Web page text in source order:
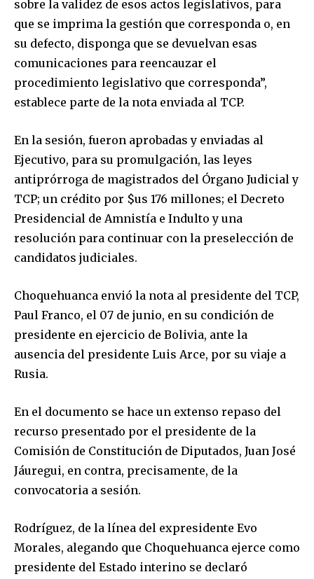
sobre la validez de esos actos legislativos, para
que se imprima la gestión que corresponda o, en
su defecto, disponga que se devuelvan esas
comunicaciones para reencauzar el
procedimiento legislativo que corresponda”,
establece parte de la nota enviada al TCP.
En la sesión, fueron aprobadas y enviadas al
Ejecutivo, para su promulgación, las leyes
antiprórroga de magistrados del Órgano Judicial y
TCP; un crédito por $us 176 millones; el Decreto
Presidencial de Amnistía e Indulto y una
resolución para continuar con la preselección de
candidatos judiciales.
Choquehuanca envió la nota al presidente del TCP,
Paul Franco, el 07 de junio, en su condición de
presidente en ejercicio de Bolivia, ante la
ausencia del presidente Luis Arce, por su viaje a
Rusia.
En el documento se hace un extenso repaso del
recurso presentado por el presidente de la
Comisión de Constitución de Diputados, Juan José
Jáuregui, en contra, precisamente, de la
convocatoria a sesión.
Rodríguez, de la línea del expresidente Evo
Morales, alegando que Choquehuanca ejerce como
presidente del Estado interino se declaró